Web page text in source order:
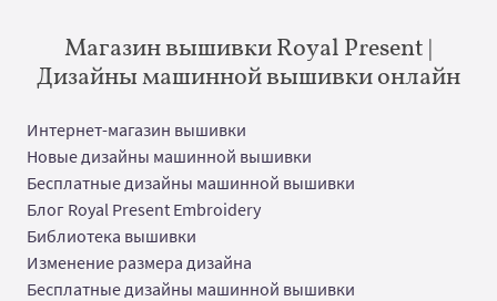
Магазин вышивки Royal Present |
Дизайны машинной вышивки онлайн
Интернет-магазин вышивки
Новые дизайны машинной вышивки
Бесплатные дизайны машинной вышивки
Блог Royal Present Embroidery
Библиотека вышивки
Изменение размера дизайна
Бесплатные дизайны машинной вышивки